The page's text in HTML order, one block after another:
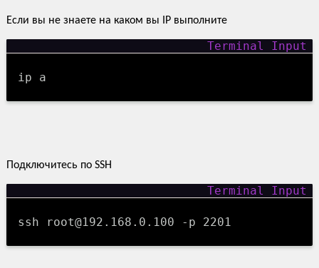
Если вы не знаете на каком вы IP выполните
ip a
Подключитесь по SSH
ssh root@192.168.0.100 -p 2201